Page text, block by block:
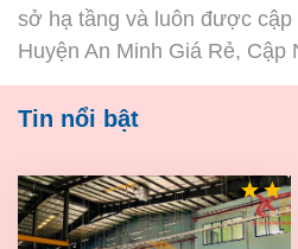
sở hạ tầng và luôn được cập
Huyện An Minh Giá Rẻ, Cập
Tin nổi bật